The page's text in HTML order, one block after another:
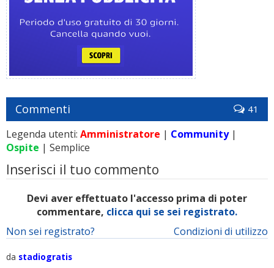
Commenti 41
Legenda utenti: Amministratore | Community|
Ospite | Semplice
Inserisci il tuo commento
Devi aver effettuato l'accesso prima di poter
commentare, clicca qui se sei registrato.
Condizioni di utilizzo
Non sei registrato?
da stadiogratis